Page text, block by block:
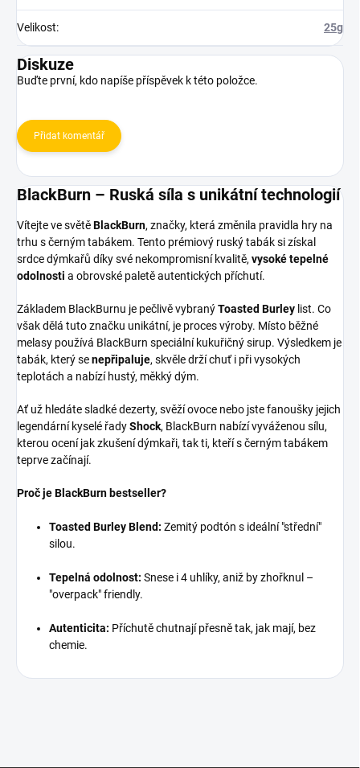
Velikost: 25g
Diskuze
Buďte první, kdo napíše příspěvek k této položce.
Přidat komentář
BlackBurn – Ruská síla s unikátní technologií
Vítejte ve světěBlackBurn, značky, která změnila pravidla hry na
trhu s černým tabákem. Tento prémiový ruský tabák si získal
srdce dýmkařů díky své nekompromisní kvalitě, vysoké tepelné
odolnosti a obrovské paletě autentických příchutí.
Základem BlackBurnu je pečlivě vybranýToasted Burley list. Co
však dělá tuto značku unikátní, je proces výroby. Místo běžné
melasy používá BlackBurn speciální kukuřičný sirup. Výsledkem je
tabák, který senepřipaluje, skvěle drží chuť i při vysokých
teplotách a nabízí hustý, měkký dým.
Ať už hledáte sladké dezerty, svěží ovoce nebo jste fanoušky jejich
legendární kyselé řadyShock, BlackBurn nabízí vyváženou sílu,
kterou ocení jak zkušení dýmkaři, tak ti, kteří s černým tabákem
teprve začínají.
Proč je BlackBurn bestseller?
Toasted Burley Blend: Zemitý podtón s ideální "střední"
silou.
Tepelná odolnost: Snese i 4 uhlíky, aniž by zhořknul –
"overpack" friendly.
Autenticita: Příchutě chutnají přesně tak, jak mají, bez
chemie.